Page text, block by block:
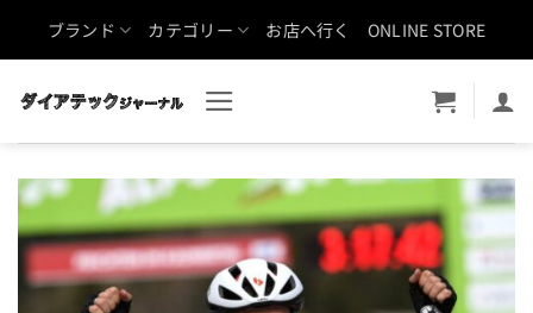
ブランド カテゴリー お店へ行く ONLINE STORE